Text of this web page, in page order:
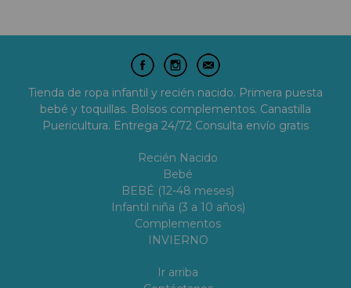
Tienda de ropa infantil y recién nacido. Primera puesta
bebé y toquillas. Bolsos complementos. Canastilla
Puericultura. Entrega 24/72 Consulta envío gratis
Recién Nacido
Bebé
BEBÉ (12-48 meses)
Infantil niña (3 a 10 años)
Complementos
INVIERNO
Ir arriba